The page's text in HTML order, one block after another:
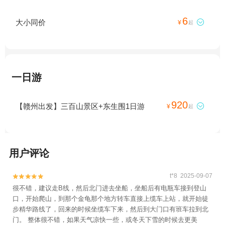
大小同价 ¥ 6起 
一日游
【赣州出发】三百山景区+东生围1日游 ¥ 920起 
用户评论

 t*8 2025-09-07
很不错，建议走B线，然后北门进去坐船，坐船后有电瓶车接到登山
口，开始爬山，到那个金龟那个地方转车直接上缆车上站，就开始徒
步精华路线了，回来的时候坐缆车下来，然后到大门口有班车拉到北
门。 整体很不错，如果天气凉快一些，或冬天下雪的时候去更美